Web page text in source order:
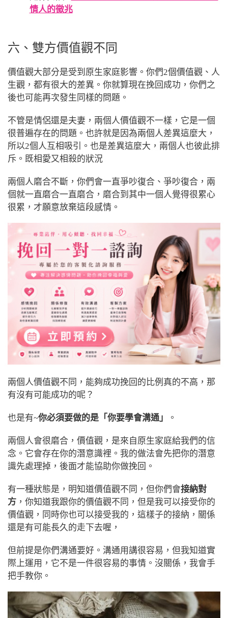
情人的徵兆
六、雙方價值觀不同
價值觀大部分是受到原生家庭影響。你們2個價值觀、人
生觀，都有很大的差異。你就算現在挽回成功，你們之
後也可能再次發生同樣的問題。
不管是情侶還是夫妻，兩個人價值觀不一樣，它是一個
很普遍存在的問題。也許就是因為兩個人差異這麼大，
所以2個人互相吸引。也是差異這麼大，兩個人也彼此排
斥。既相愛又相殺的狀況
兩個人磨合不斷，你們會一直爭吵復合、爭吵復合，兩
個就一直磨合一直磨合，磨合到其中一個人覺得很累心
很累，才願意放棄這段感情。
兩個人價值觀不同，能夠成功挽回的比例真的不高，那
有沒有可能成功的呢？
也是有~你必須要做的是「你要學會溝通」 。
兩個人會很磨合，價值觀，是來自原生家庭給我們的信
念。它會存在你的潛意識裡。我的做法會先把你的潛意
識先處理掉，後面才能協助你做挽回。
有一種狀態是，明知道價值觀不同，但你們會接納對
方 ，你知道我跟你的價值觀不同，但是我可以接受你的
價值觀，同時你也可以接受我的，這樣子的接納，關係
還是有可能長久的走下去喔，
但前提是你們溝通要好。溝通用講很容易，但我知道實
際上運用，它不是一件很容易的事情。沒關係，我會手
把手教你。